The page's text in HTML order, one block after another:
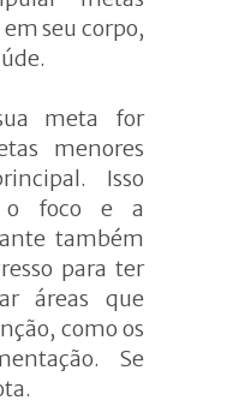
seu corpo,
meta for
menores
Isso
o foco e a
também
para ter
áreas que
como os
Se